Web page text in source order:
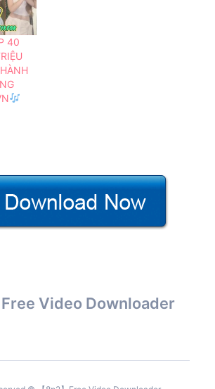
40
Free Video Downloader